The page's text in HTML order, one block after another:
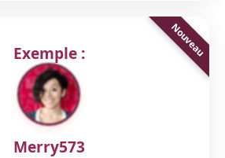
Exemple :
Merry573